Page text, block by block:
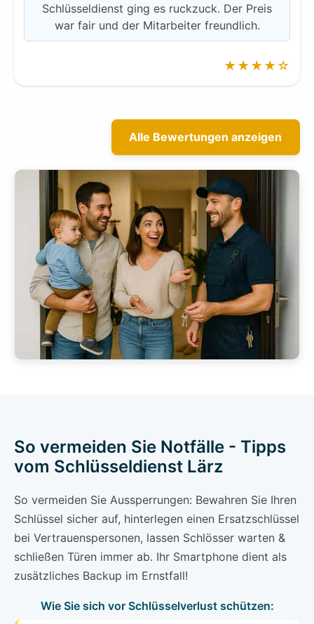
Schlüsseldienst ging es ruckzuck. Der Preis
war fair und der Mitarbeiter freundlich.
★★★★☆
Alle Bewertungen anzeigen
So vermeiden Sie Notfälle - Tipps
vom Schlüsseldienst Lärz
So vermeiden Sie Aussperrungen: Bewahren Sie Ihren
Schlüssel sicher auf, hinterlegen einen Ersatzschlüssel
bei Vertrauenspersonen, lassen Schlösser warten &
schließen Türen immer ab. Ihr Smartphone dient als
zusätzliches Backup im Ernstfall!
Wie Sie sich vor Schlüsselverlust schützen: